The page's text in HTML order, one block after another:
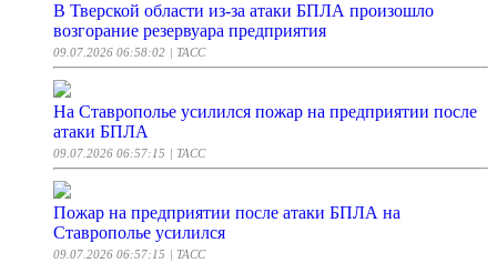
В Тверской области из-за атаки БПЛА произошло
возгорание резервуара предприятия
09.07.2026 06:58:02 | ТАСС
На Ставрополье усилился пожар на предприятии после
атаки БПЛА
09.07.2026 06:57:15 | ТАСС
Пожар на предприятии после атаки БПЛА на
Ставрополье усилился
09.07.2026 06:57:15 | ТАСС